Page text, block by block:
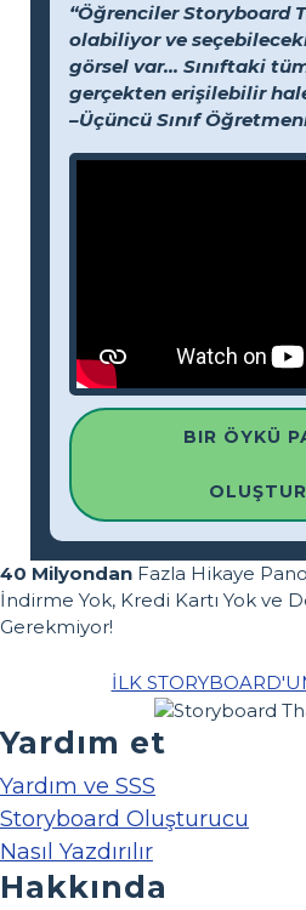
“Öğrenciler Storyboard
olabiliyor ve
görsel var... Sınıftaki
gerçekten erişilebilir
–Üçüncü Sınıf
BIR ÖYKÜ
40 Milyondan Fazla Hikaye
İndirme Yok, Kredi Kartı Yok ve
Gerekmiyor!
İLK
Yardım et
Yardım ve SSS
Storyboard Oluşturucu
Nasıl Yazdırılır
Hakkında